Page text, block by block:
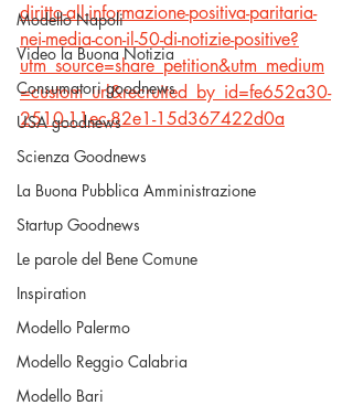
Modello Napoli
Video la Buona Notizia
Consumatori goodnews
USA goodnews
Scienza Goodnews
La Buona Pubblica Amministrazione
Startup Goodnews
Le parole del Bene Comune
Inspiration
Modello Palermo
Modello Reggio Calabria
Modello Bari
diritto-all-informazione-positiva-paritaria-
nei-media-con-il-50-di-notizie-positive?
utm_source=share_petition&utm_medium
=custom_url&recruited_by_id=fe652a30-
2510-11ec-82e1-15d367422d0a